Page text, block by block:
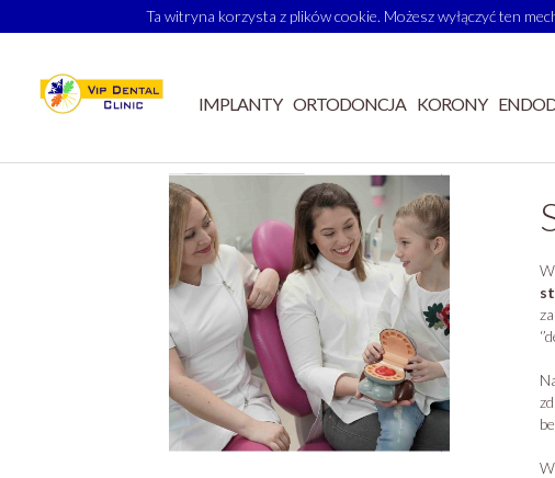
Ta witryna korzysta z plików cookie. Możesz wyłączyć ten
IMPLANTY ORTODONCJA KORONY